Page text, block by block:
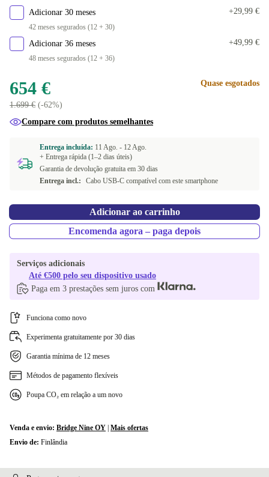
Adicionar 30 meses
42 meses segurados (12 + 30)
+29,99 €
Adicionar 36 meses
48 meses segurados (12 + 36)
+49,99 €
654 €
1.699 € (-62%)
Quase esgotados
Compare com produtos semelhantes
Entrega incluída: 11 Ago. - 12 Ago.
+ Entrega rápida (1–2 dias úteis)
Garantia de devolução gratuita em 30 dias
Entrega incl.:
Cabo USB-C compatível com este smartphone
Adicionar ao carrinho
Encomenda agora – paga depois
Serviços adicionais
Até €500 pelo seu dispositivo usado
Paga em 3 prestações sem juros com
Funciona como novo
Experimenta gratuitamente por 30 dias
Garantia mínima de 12 meses
Métodos de pagamento flexíveis
Poupa CO₂ em relação a um novo
Venda e envio: Bridge Nine OY Mais ofertas
Envio de: Finlândia